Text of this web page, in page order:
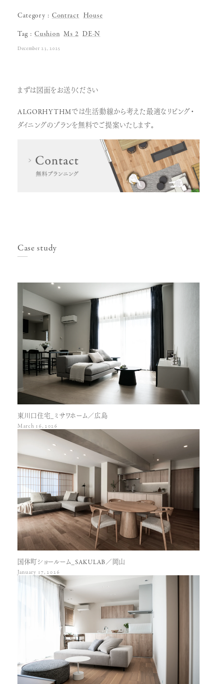
Category Contract House
Tag
Cushion Ms 2 DE-N
December 23, 2025
まずは図面をお送りください
ALGORHYTHMでは生活動線から考えた最適なリビング・
ダイニングのプランを無料でご提案いたします。
Case study
東川口住宅_ミサワホーム／広島
March 16, 2026
国体町ショールーム_SAKULAB／岡山
January 17, 2026